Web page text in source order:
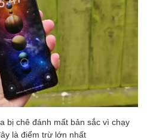
bị chê đánh mất bản sắc vì chạy
là điểm trừ lớn nhất